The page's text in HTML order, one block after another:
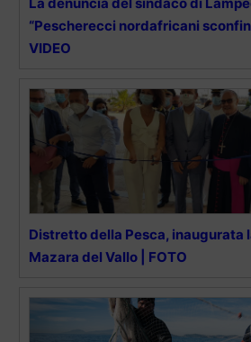
“Pescherecci nordafricani
VIDEO
Distretto della Pesca, inaugurata
Mazara del Vallo | FOTO